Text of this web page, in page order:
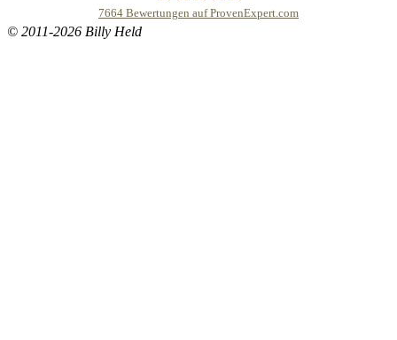
7664 Bewertungen auf ProvenExpert.com
© 2011-2026 Billy Held